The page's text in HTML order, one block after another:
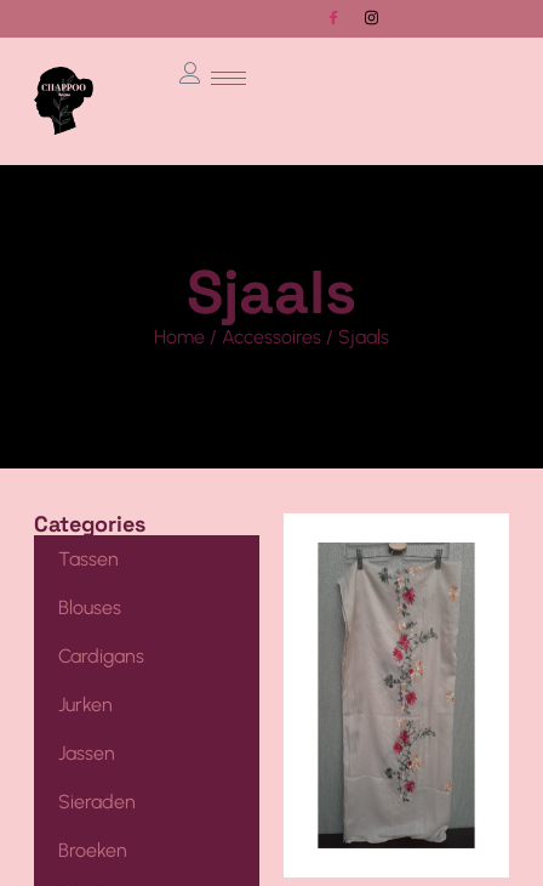
Sjaals
Home / Accessoires / Sjaals
Categories
Tassen
Blouses
Cardigans
Jurken
Jassen
Sieraden
Broeken